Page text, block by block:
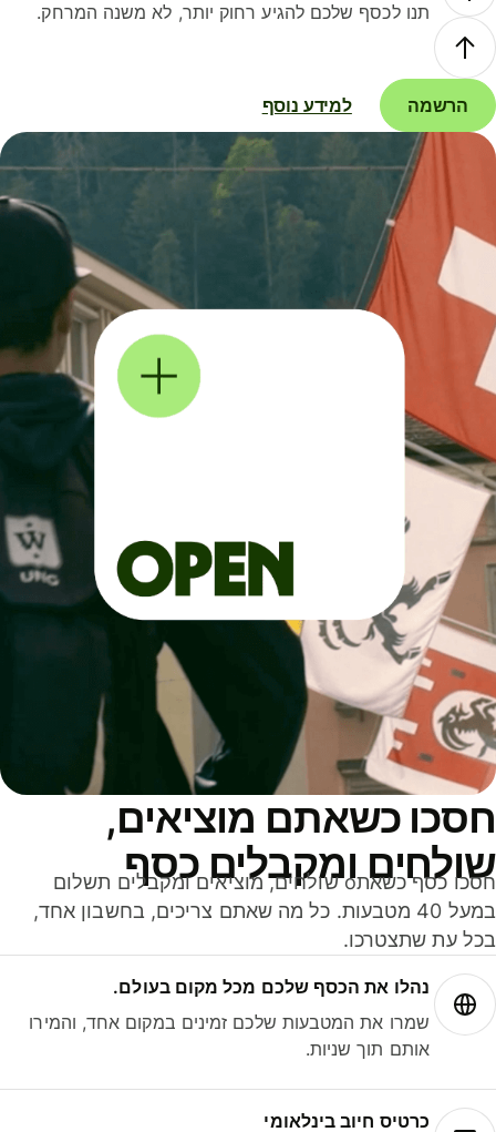
תנו לכסף שלכם להגיע רחוק יותר, לא משנה המרחק.
הרשמה למידע נוסף
כשאתם מוציאים,
ומקבלים כסף
חסכו כסף כשאתo שולחים, מוציאים ומקבלים תשלום
במעל 40 מטבעות. כל מה שאתם צריכים, בחשבון אחד,
עת שתצטרכו.
נהלו את הכסף שלכם מכל מקום בעולם.
שמרו את המטבעות שלכם זמינים במקום אחד, והמירו
אותם תוך שניות.
כרטיס חיוב בינלאומי